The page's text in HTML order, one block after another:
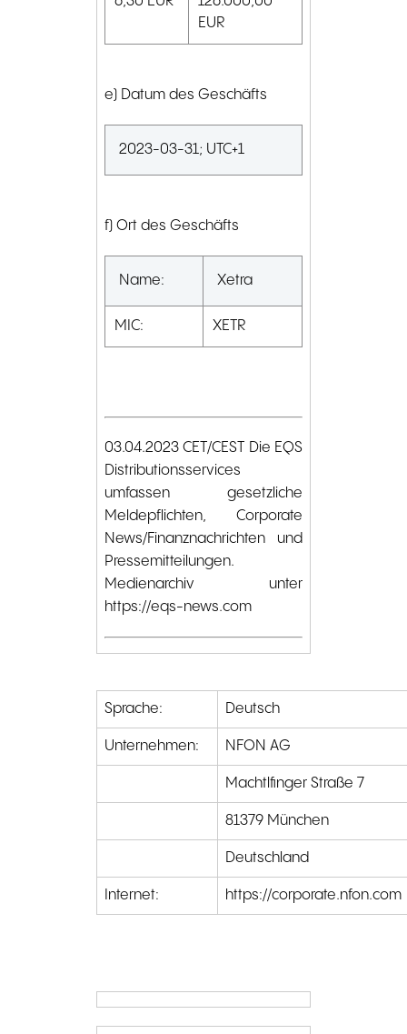
EUR
e) Datum des Geschäfts
2023-03-31; UTC+1
f) Ort des Geschäfts
Name: Xetra
MIC: XETR
03.04.2023 CET/CEST Die EQS
Distributionsservices
umfassen gesetzliche
Meldepflichten, Corporate
News/Finanznachrichten und
Pressemitteilungen.
Medienarchiv unter
https://eqs-news.com
Sprache: Deutsch
Unternehmen: NFON AG
Machtlfinger Straße 7
81379 München
Deutschland
Internet: https://corporate.nfon.com